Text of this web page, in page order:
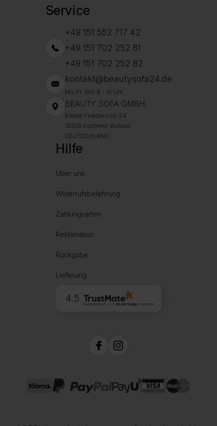
Service
+49 151 552 717 42
+49 151 702 252 81
+49 151 702 252 82
kontakt@beautysofa24.de
Mo-Fr. Von 8 - 16 Uhr
BEAUTY SOFA GMBH
Kleine Friedensstr. 24
15328 Küstriner Vorland
DEUTSCHLAND
Hilfe
Über uns
Widerrufsbelehrung
Zahlungsarten
Reklamation
Rückgabe
Lieferung
4.5
Basierend auf 1996Bewertungen von jeher